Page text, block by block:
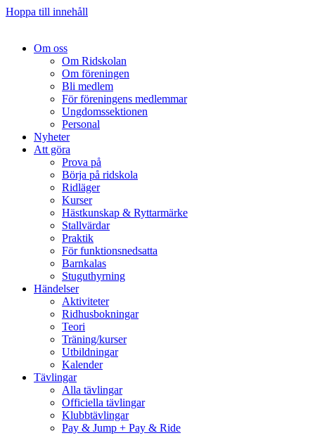
Hoppa till innehåll
Om oss
Om Ridskolan
Om föreningen
Bli medlem
För föreningens medlemmar
Ungdomssektionen
Personal
Nyheter
Att göra
Prova på
Börja på ridskola
Ridläger
Kurser
Hästkunskap & Ryttarmärke
Stallvärdar
Praktik
För funktionsnedsatta
Barnkalas
Stuguthyrning
Händelser
Aktiviteter
Ridhusbokningar
Teori
Träning/kurser
Utbildningar
Kalender
Tävlingar
Alla tävlingar
Officiella tävlingar
Klubbtävlingar
Pay & Jump + Pay & Ride